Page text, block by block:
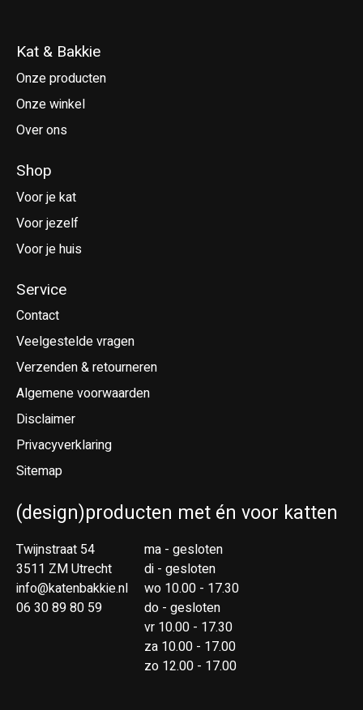
Kat & Bakkie
Onze producten
Onze winkel
Over ons
Shop
Voor je kat
Voor jezelf
Voor je huis
Service
Contact
Veelgestelde vragen
Verzenden & retourneren
Algemene voorwaarden
Disclaimer
Privacyverklaring
Sitemap
(design)producten met én voor katten
Twijnstraat 54
3511 ZM Utrecht
info@katenbakkie.nl
06 30 89 80 59
ma - gesloten
di - gesloten
wo 10.00 - 17.30
do - gesloten
vr 10.00 - 17.30
za 10.00 - 17.00
zo 12.00 - 17.00